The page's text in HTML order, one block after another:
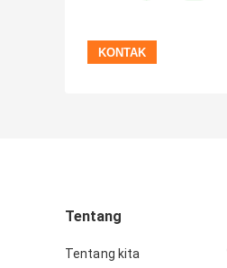
Tentang
Tentang kita